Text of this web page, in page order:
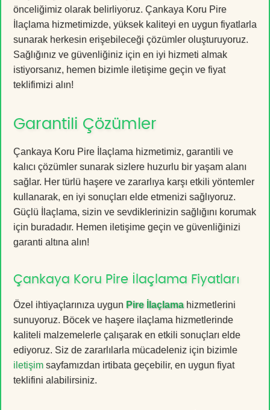
önceliğimiz olarak belirliyoruz. Çankaya Koru Pire
İlaçlama hizmetimizde, yüksek kaliteyi en uygun fiyatlarla
sunarak herkesin erişebileceği çözümler oluşturuyoruz.
Sağlığınız ve güvenliğiniz için en iyi hizmeti almak
istiyorsanız, hemen bizimle iletişime geçin ve fiyat
teklifimizi alın!
Garantili Çözümler
Çankaya Koru Pire İlaçlama hizmetimiz, garantili ve
kalıcı çözümler sunarak sizlere huzurlu bir yaşam alanı
sağlar. Her türlü haşere ve zararlıya karşı etkili yöntemler
kullanarak, en iyi sonuçları elde etmenizi sağlıyoruz.
Güçlü İlaçlama, sizin ve sevdiklerinizin sağlığını korumak
için buradadır. Hemen iletişime geçin ve güvenliğinizi
garanti altına alın!
Çankaya Koru Pire İlaçlama Fiyatları
Özel ihtiyaçlarınıza uygun Pire İlaçlamahizmetlerini
sunuyoruz. Böcek ve haşere ilaçlama hizmetlerinde
kaliteli malzemelerle çalışarak en etkili sonuçları elde
ediyoruz. Siz de zararlılarla mücadeleniz için bizimle
iletişim sayfamızdan irtibata geçebilir, en uygun fiyat
teklifini alabilirsiniz.